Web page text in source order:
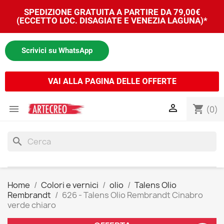
SPEDIZIONE GRATUITA A PARTIRE DA 79,00€
(ECCETTO LOC. DISAGIATE E VENEZIA LAGUNA)*
Scrivici su WhatsApp
VAI ALLA PAGINA DELLE OFFERTE
 shopping_cart (0)

search
Home Colori e vernici olio
Talens Olio
Rembrandt
626 - Talens Olio Rembrandt Cinabro
verde chiaro